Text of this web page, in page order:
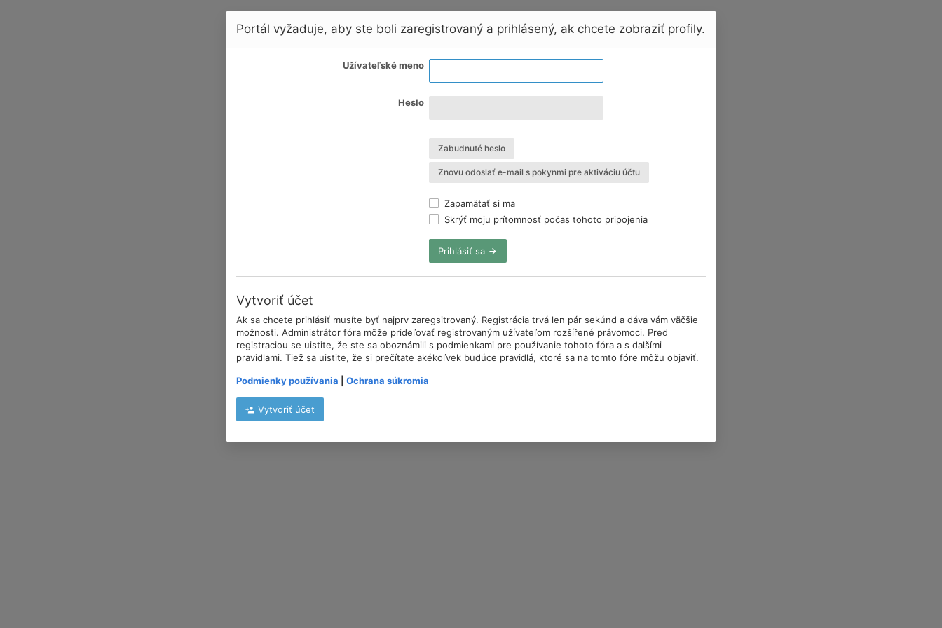
Portál vyžaduje, aby ste boli zaregistrovaný a prihlásený, ak chcete zobraziť profily.
Užívateľské meno
Heslo
Zabudnuté heslo
Znovu odoslať e-mail s pokynmi pre aktiváciu účtu
Zapamätať si ma
Skrýť moju prítomnosť počas tohoto pripojenia
Prihlásiť sa
Vytvoriť účet
Ak sa chcete prihlásiť musíte byť najprv zaregsitrovaný. Registrácia trvá len pár sekúnd a dáva vám väčšie
možnosti. Administrátor fóra môže prideľovať registrovaným užívateľom rozšířené právomoci. Pred
registraciou se uistite, že ste sa oboznámili s podmienkami pre používanie tohoto fóra a s dalšími
pravidlami. Tiež sa uistite, že si prečítate akékoľvek budúce pravidlá, ktoré sa na tomto fóre môžu objaviť.
Podmienky používania Ochrana súkromia
Vytvoriť účet